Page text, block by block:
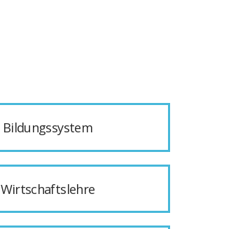
Bildungssystem
Wirtschaftslehre